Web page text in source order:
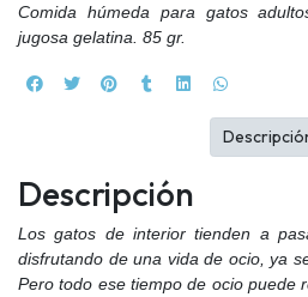
Comida húmeda para gatos
jugosa gelatina. 85 gr.
Descripción
Los gatos de interior tienden a
disfrutando de una vida de ocio, ya
Pero todo ese tiempo de ocio puede